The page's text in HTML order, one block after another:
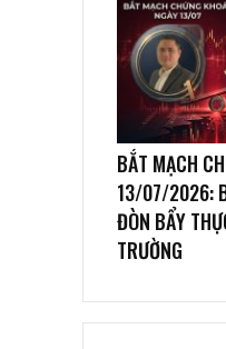
BẮT MẠCH
13/07/2026:
ĐÒN BẨY
TRƯỜNG